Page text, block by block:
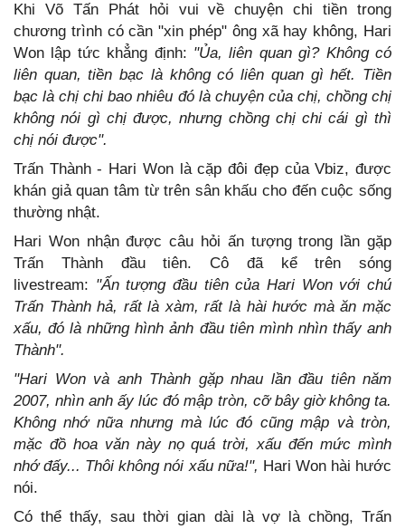
Khi Võ Tấn Phát hỏi vui về chuyện chi tiền trong
chương trình có cần "xin phép" ông xã hay không, Hari
Won lập tức khẳng định: "Ủa, liên quan gì? Không có
liên quan, tiền bạc là không có liên quan gì hết. Tiền
bạc là chị chi bao nhiêu đó là chuyện của chị, chồng chị
không nói gì chị được, nhưng chồng chị chi cái gì thì
chị nói được".
Trấn Thành - Hari Won là cặp đôi đẹp của Vbiz, được
khán giả quan tâm từ trên sân khấu cho đến cuộc sống
thường nhật.
Hari Won nhận được câu hỏi ấn tượng trong lần gặp
Trấn Thành đầu tiên. Cô đã kể trên sóng
livestream: "Ấn tượng đầu tiên của Hari Won với chú
Trấn Thành hả, rất là xàm, rất là hài hước mà ăn mặc
xấu, đó là những hình ảnh đầu tiên mình nhìn thấy anh
Thành".
"Hari Won và anh Thành gặp nhau lần đầu tiên năm
2007, nhìn anh ấy lúc đó mập tròn, cỡ bây giờ không ta.
Không nhớ nữa nhưng mà lúc đó cũng mập và tròn,
mặc đồ hoa văn này nọ quá trời, xấu đến mức mình
nhớ đấy... Thôi không nói xấu nữa!", Hari Won hài hước
nói.
Có thể thấy, sau thời gian dài là vợ là chồng, Trấn